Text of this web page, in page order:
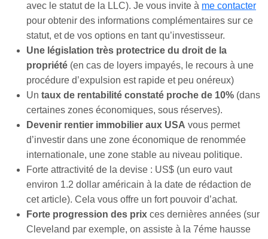
avec le statut de la LLC). Je vous invite à me contacter
pour obtenir des informations complémentaires sur ce
statut, et de vos options en tant qu’investisseur.
Une législation très protectrice du droit de la
propriété (en cas de loyers impayés, le recours à une
procédure d’expulsion est rapide et peu onéreux)
Un taux de rentabilité constaté proche de 10% (dans
certaines zones économiques, sous réserves).
Devenir rentier immobilier aux USA vous permet
d’investir dans une zone économique de renommée
internationale, une zone stable au niveau politique.
Forte attractivité de la devise : US$ (un euro vaut
environ 1.2 dollar américain à la date de rédaction de
cet article). Cela vous offre un fort pouvoir d’achat.
Forte progression des prix ces dernières années (sur
Cleveland par exemple, on assiste à la 7éme hausse